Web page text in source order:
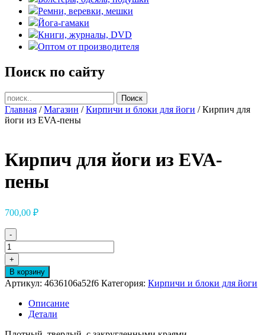
Ремни, веревки, мешки
Йога-гамаки
Книги, журналы, DVD
Оптом от производителя
Поиск по сайту
Главная /Магазин /Кирпичи и блоки для йоги / Кирпич для
йоги из EVA-пены
Кирпич для йоги из EVA-
пены
700,00 ₽
-
Количество
товара
Кирпич
для
йоги
+
В корзину
Артикул: 4636106a52f6 Категория: Кирпичи и блоки для йоги
Описание
Детали